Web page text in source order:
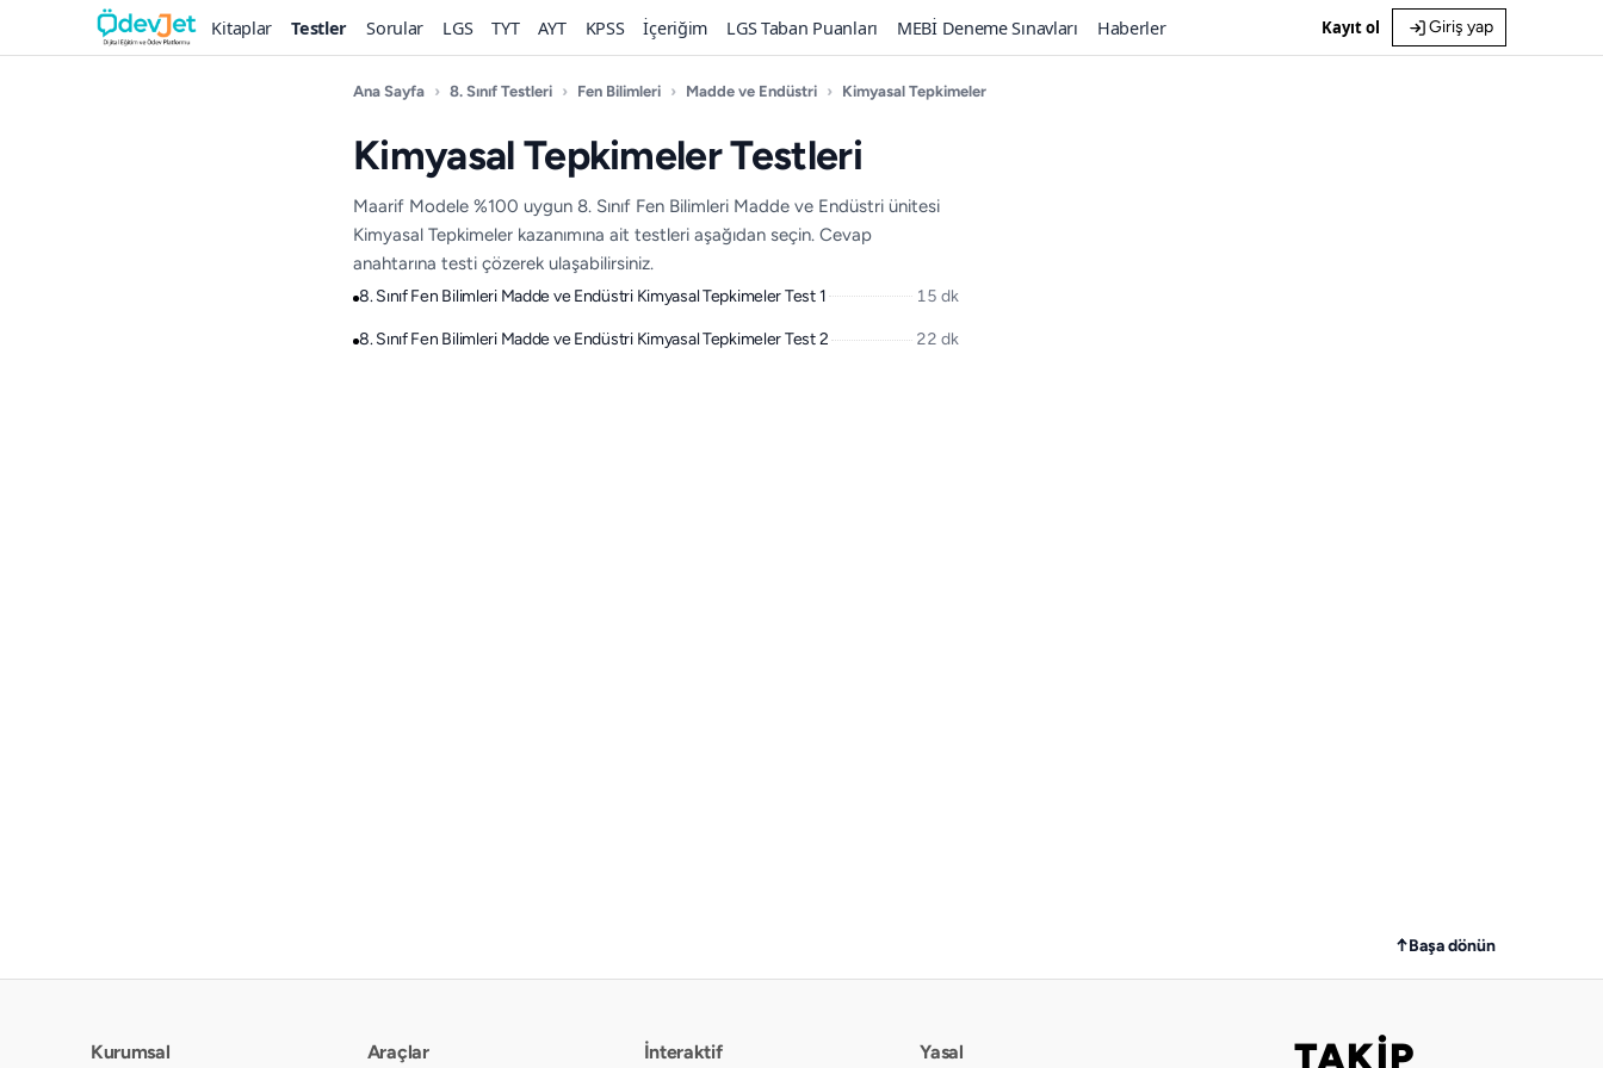
Kitaplar Testler Sorular LGS TYT AYT KPSS İçeriğim LGS Taban Puanları MEBİ Deneme Sınavları Haberler Kayıt ol Giriş yap
Ana Sayfa › 8. Sınıf Testleri › Fen Bilimleri › Madde ve Endüstri › Kimyasal Tepkimeler
Kimyasal Tepkimeler Testleri
Maarif Modele %100 uygun 8. Sınıf Fen Bilimleri Madde ve Endüstri ünitesi
Kimyasal Tepkimeler kazanımına ait testleri aşağıdan seçin. Cevap
anahtarına testi çözerek ulaşabilirsiniz.
8. Sınıf Fen Bilimleri Madde ve Endüstri Kimyasal Tepkimeler Test 1 15 dk
8. Sınıf Fen Bilimleri Madde ve Endüstri Kimyasal Tepkimeler Test 2 22 dk
↑Başa dönün
Kurumsal Araçlar İnteraktif Yasal Bizi takip edin
TAKİP